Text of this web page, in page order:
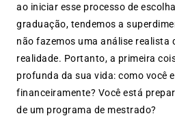
ao iniciar esse processo de
graduação, tendemos a
não fazemos uma análise realista
realidade. Portanto, a primeira
profunda da sua vida: como você
financeiramente? Você está
de um programa de mestrado?